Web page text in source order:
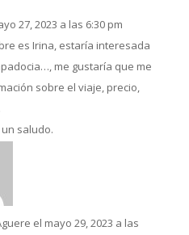
27, 2023 a las 6:30 pm
es Irina, estaría interesada
me gustaría que me
sobre el viaje, precio,
saludo.
el mayo 29, 2023 a las